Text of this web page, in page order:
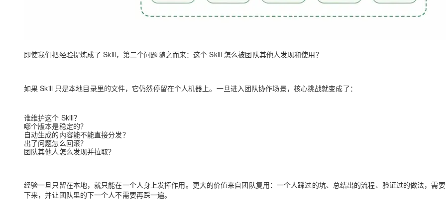
即使我们把经验提炼成了 Skill，第二个问题随之而来：这个 Skill 怎么被团队其他人发现和使用？
如果 Skill 只是本地目录里的文件，它仍然停留在个人机器上。一旦进入团队协作场景，核心挑战就变成了：
谁维护这个 Skill？
哪个版本是稳定的？
自动生成的内容能不能直接分发？
出了问题怎么回滚？
团队其他人怎么发现并拉取？
经验一旦只留在本地，就只能在一个人身上发挥作用。更大的价值来自团队复用：一个人踩过的坑、总结出的流程、验证过的做法，需
下来，并让团队里的下一个人不需要再踩一遍。